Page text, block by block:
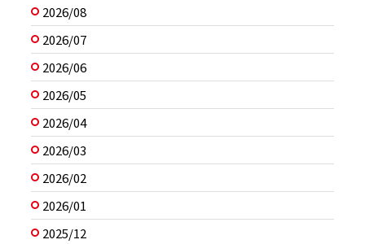
2026/08
2026/07
2026/06
2026/05
2026/04
2026/03
2026/02
2026/01
2025/12